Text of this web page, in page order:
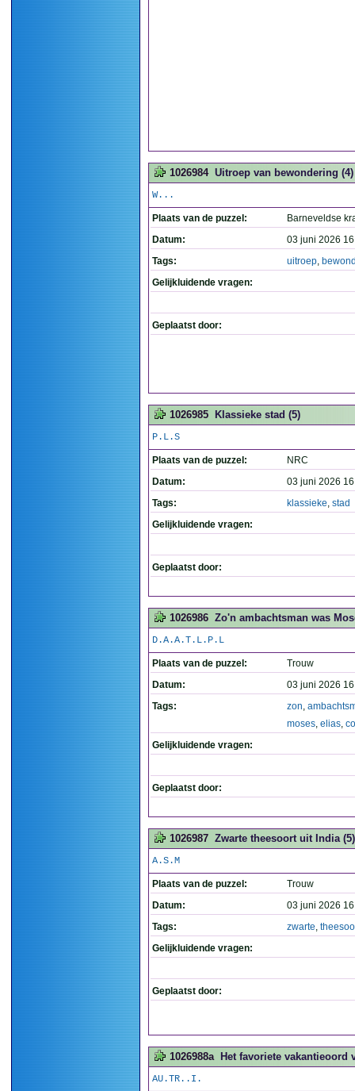
1026984 Uitroep van bewondering (4)
W...
Plaats van de puzzel:
Barneveldse
Datum:
03 juni 2026
Tags:
uitroep,
Gelijkluidende vragen:
Geplaatst door:
1026985 Klassieke stad (5)
P.L.S
Plaats van de puzzel:
NRC
Datum:
03 juni 2026
Tags:
klassieke, stad
Gelijkluidende vragen:
Geplaatst door:
1026986 Zo'n ambachtsman was
D.A.A.T.L.P.L
Plaats van de puzzel:
Trouw
Datum:
03 juni 2026
Tags:
zon,
moses, elias,
Gelijkluidende vragen:
Geplaatst door:
1026987 Zwarte theesoort uit India (5)
A.S.M
Plaats van de puzzel:
Trouw
Datum:
03 juni 2026
Tags:
zwarte,
Gelijkluidende vragen:
Geplaatst door:
1026988a Het favoriete vakantieoord
AU.TR..I.